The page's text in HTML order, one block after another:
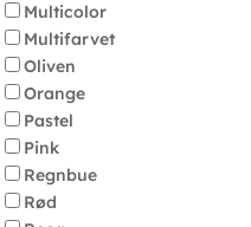
Multicolor
Multifarvet
Oliven
Orange
Pastel
Pink
Regnbue
Rød